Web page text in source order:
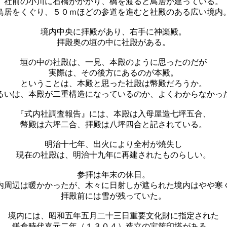
居をくぐり、５０ｍほどの参道を進むと社殿のある広い境内。
境内中央に拝殿があり、右手に神楽殿。
拝殿奥の垣の中に社殿がある。
垣の中の社殿は、一見、本殿のように思ったのだが
実際は、その後方にあるのが本殿。
ということは、本殿と思った社殿は幣殿だろうか。
いは、本殿が二重構造になっているのか、よくわからなかっ
『式内社調査報告』には、本殿は入母屋造七坪五合、
幣殿は六坪二合、拝殿は八坪四合と記されている。
明治十七年、出火により全村が焼失し
現在の社殿は、明治十九年に再建されたものらしい。
参拝は年末の休日。
周辺は暖かかったが、木々に日射しが遮られた境内はやや寒
拝殿前には雪が残っていた。
境内には、昭和五年五月二十三日重要文化財に指定された